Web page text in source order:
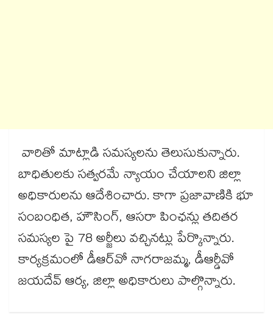
వారితో మాట్లాడి సమస్యలను తెలుసుకున్నారు.
బాధితులకు సత్వరమే న్యాయం చేయాలని జిల్లా
అధికారులను ఆదేశించారు. కాగా ప్రజావాణికి భూ
సంబంధిత, హౌసింగ్, ఆసరా పింఛన్లు తదితర
సమస్యల పై 78 అర్జీలు వచ్చినట్లు పేర్కొన్నారు.
కార్యక్రమంలో డీఆర్​వో నాగరాజమ్మ, డీఆర్డీవో
జయదేవ్ ఆర్య, జిల్లా అధికారులు పాల్గొన్నారు.